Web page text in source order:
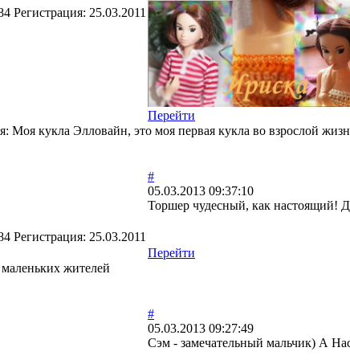
Регистрация: 25.03.2011
Перейти
Моя кукла Элловайн, это моя первая кукла во взрослой
Регистрация: 25.03.2011
#
05.03.2013 09:37:10
Торшер чудесный, как настоящий!
Перейти
жителей
#
05.03.2013 09:27:49
Сэм - замечательный мальчик) А